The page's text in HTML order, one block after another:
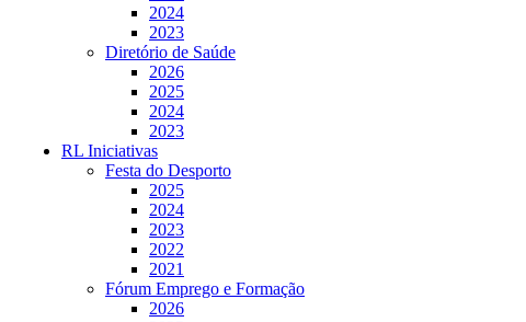
2024
2023
Diretório de Saúde
2026
2025
2024
2023
RL Iniciativas
Festa do Desporto
2025
2024
2023
2022
2021
Fórum Emprego e Formação
2026